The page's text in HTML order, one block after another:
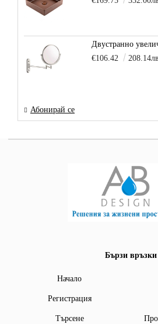
€106.42
Абонирай се
Бързи връзки
Начало
Регистрация
Търсене